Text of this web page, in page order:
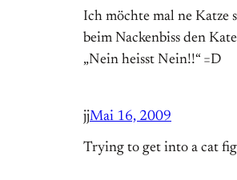
Ich möchte mal ne Katze
beim Nackenbiss den
„Nein heisst Nein!!“ =D
jjMai 16, 2009
Trying to get into a cat